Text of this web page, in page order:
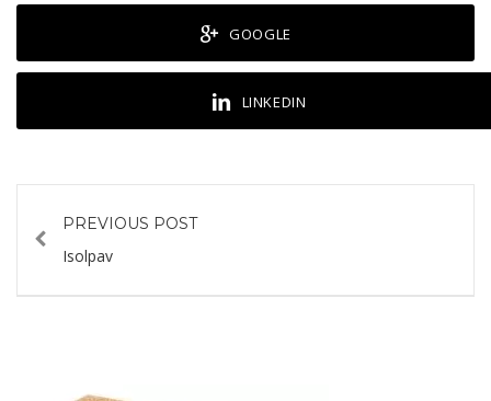
GOOGLE
LINKEDIN
PREVIOUS POST
Isolpav